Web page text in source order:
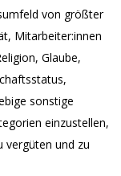
von größter
Mitarbeiter:innen
Glaube,
sonstige
einzustellen,
vergüten und zu